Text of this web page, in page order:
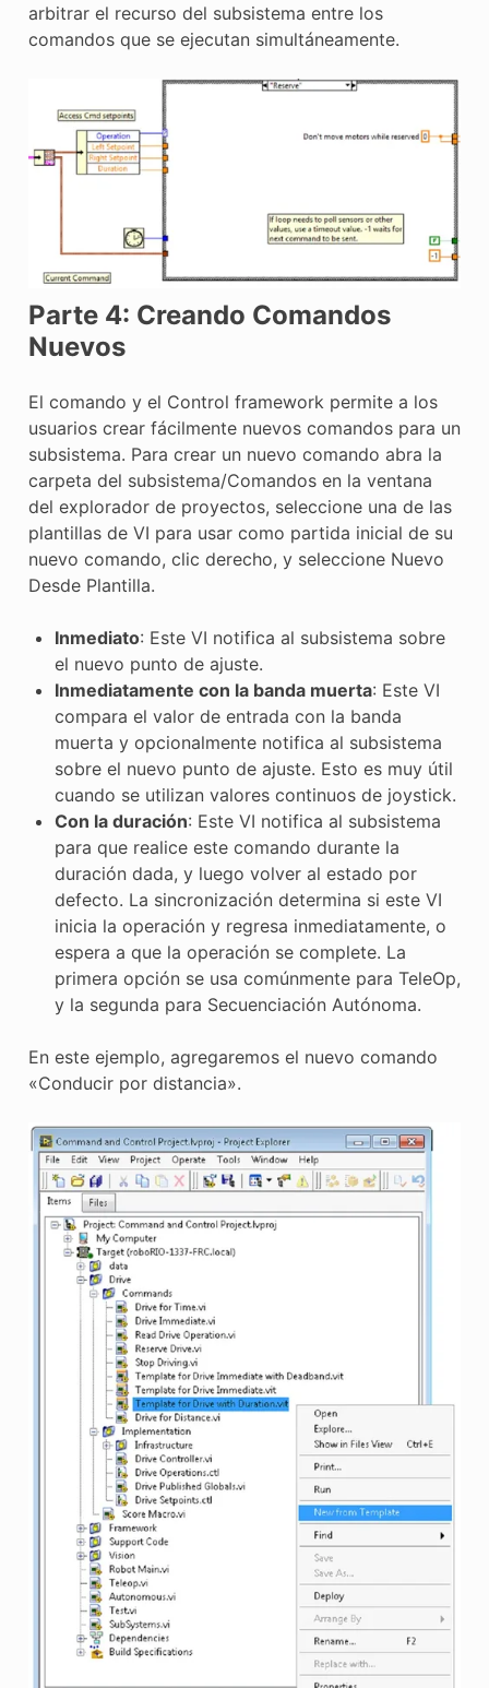
arbitrar el recurso del subsistema entre los
comandos que se ejecutan simultáneamente.
Parte 4: Creando Comandos
Nuevos
El comando y el Control framework permite a los
usuarios crear fácilmente nuevos comandos para un
subsistema. Para crear un nuevo comando abra la
carpeta del subsistema/Comandos en la ventana
del explorador de proyectos, seleccione una de las
plantillas de VI para usar como partida inicial de su
nuevo comando, clic derecho, y seleccione Nuevo
Desde Plantilla.
Inmediato: Este VI notifica al subsistema sobre
el nuevo punto de ajuste.
Inmediatamente con la banda muerta: Este VI
compara el valor de entrada con la banda
muerta y opcionalmente notifica al subsistema
sobre el nuevo punto de ajuste. Esto es muy útil
cuando se utilizan valores continuos de joystick.
Con la duración: Este VI notifica al subsistema
para que realice este comando durante la
duración dada, y luego volver al estado por
defecto. La sincronización determina si este VI
inicia la operación y regresa inmediatamente, o
espera a que la operación se complete. La
primera opción se usa comúnmente para TeleOp,
y la segunda para Secuenciación Autónoma.
En este ejemplo, agregaremos el nuevo comando
«Conducir por distancia».